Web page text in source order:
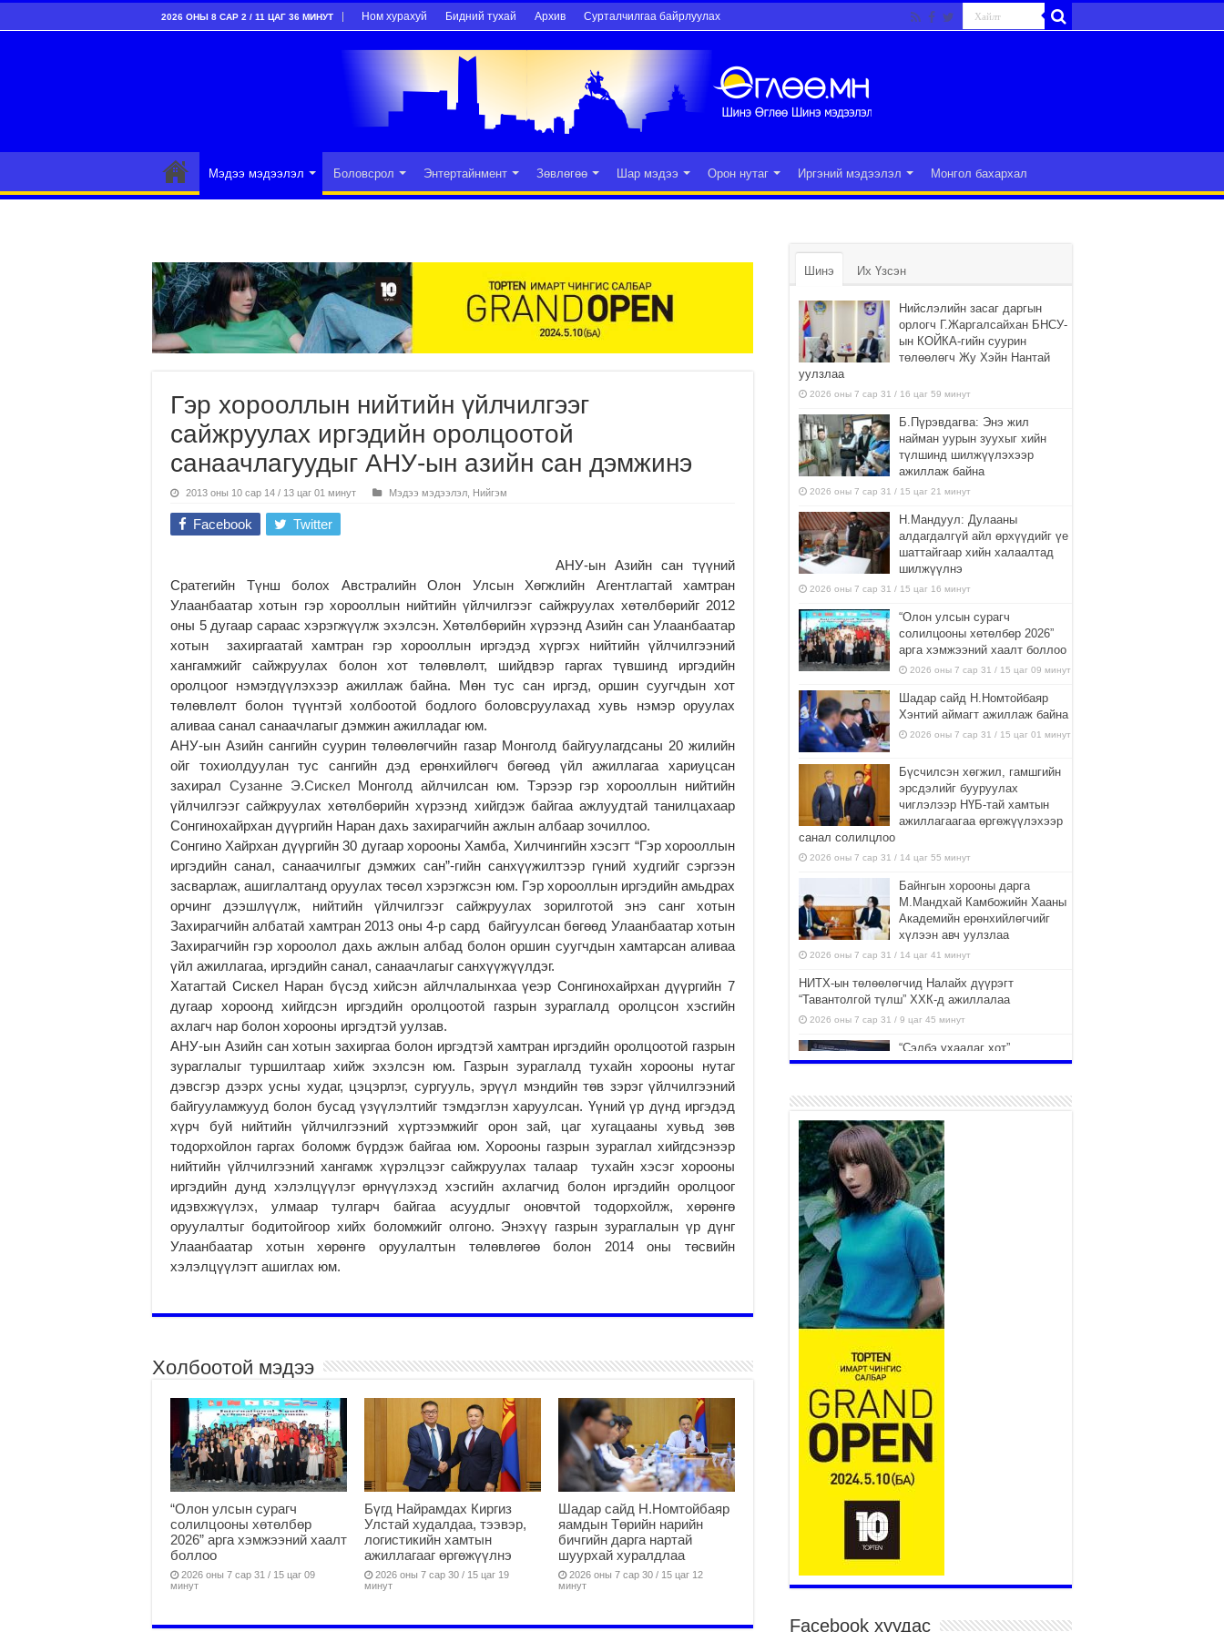
2026 ОНЫ 8 САР 2 / 11 ЦАГ 36 МИНУТ Ном хурахуй Бидний тухай Архив Сурталчилгаа байрлуулах
Мэдээ мэдээлэл Боловсрол Энтертайнмент Зөвлөгөө Шар мэдээ Орон нутаг Иргэний мэдээлэл Монгол бахархал
Гэр хорооллын нийтийн үйлчилгээг
сайжруулах иргэдийн оролцоотой
санаачлагуудыг АНУ-ын азийн сан дэмжинэ
2013 оны 10 сар 14 / 13 цаг 01 минут Мэдээ мэдээлэл Нийгэм
Facebook Twitter
АНУ-ын Азийн сан түүний
Сратегийн Түнш болох Австралийн Олон Улсын Хөгжлийн Агентлагтай хамтран
Улаанбаатар хотын гэр хорооллын нийтийн үйлчилгээг сайжруулах хөтөлбөрийг 2012
оны 5 дугаар сараас хэрэгжүүлж эхэлсэн. Хөтөлбөрийн хүрээнд Азийн сан Улаанбаатар
хотын захиргаатай хамтран гэр хорооллын иргэдэд хүргэх нийтийн үйлчилгээний
хангамжийг сайжруулах болон хот төлөвлөлт, шийдвэр гаргах түвшинд иргэдийн
оролцоог нэмэгдүүлэхээр ажиллаж байна. Мөн тус сан иргэд, оршин суугчдын хот
төлөвлөлт болон түүнтэй холбоотой бодлого боловсруулахад хувь нэмэр оруулах
аливаа санал санаачлагыг дэмжин ажилладаг юм.
АНУ-ын Азийн сангийн суурин төлөөлөгчийн газар Монголд байгуулагдсаны 20 жилийн
ойг тохиолдуулан тус сангийн дэд ерөнхийлөгч бөгөөд үйл ажиллагаа хариуцсан
захирал Сузанне Э.Сискел Монголд айлчилсан юм. Тэрээр гэр хорооллын нийтийн
үйлчилгээг сайжруулах хөтөлбөрийн хүрээнд хийгдэж байгаа ажлуудтай танилцахаар
Сонгинохайрхан дүүргийн Наран дахь захирагчийн ажлын албаар зочиллоо.
Сонгино Хайрхан дүүргийн 30 дугаар хорооны Хамба, Хилчингийн хэсэгт “Гэр хорооллын
иргэдийн санал, санаачилгыг дэмжих сан”-гийн санхүүжилтээр гүний худгийг сэргээн
засварлаж, ашиглалтанд оруулах төсөл хэрэгжсэн юм. Гэр хорооллын иргэдийн амьдрах
орчинг дээшлүүлж, нийтийн үйлчилгээг сайжруулах зорилготой энэ санг хотын
Захирагчийн албатай хамтран 2013 оны 4-р сард байгуулсан бөгөөд Улаанбаатар хотын
Захирагчийн гэр хороолол дахь ажлын албад болон оршин суугчдын хамтарсан аливаа
үйл ажиллагаа, иргэдийн санал, санаачлагыг санхүүжүүлдэг.
Хатагтай Сискел Наран бүсэд хийсэн айлчлалынхаа үеэр Сонгинохайрхан дүүргийн 7
дугаар хороонд хийгдсэн иргэдийн оролцоотой газрын зураглалд оролцсон хэсгийн
ахлагч нар болон хорооны иргэдтэй уулзав.
АНУ-ын Азийн сан хотын захиргаа болон иргэдтэй хамтран иргэдийн оролцоотой газрын
зураглалыг туршилтаар хийж эхэлсэн юм. Газрын зураглалд тухайн хорооны нутаг
дэвсгэр дээрх усны худаг, цэцэрлэг, сургууль, эрүүл мэндийн төв зэрэг үйлчилгээний
байгууламжууд болон бусад үзүүлэлтийг тэмдэглэн харуулсан. Үүний үр дүнд иргэдэд
хүрч буй нийтийн үйлчилгээний хүртээмжийг орон зай, цаг хугацааны хувьд зөв
тодорхойлон гаргах боломж бүрдэж байгаа юм. Хорооны газрын зураглал хийгдсэнээр
нийтийн үйлчилгээний хангамж хүрэлцээг сайжруулах талаар тухайн хэсэг хорооны
иргэдийн дунд хэлэлцүүлэг өрнүүлэхэд хэсгийн ахлагчид болон иргэдийн оролцоог
идэвхжүүлэх, улмаар тулгарч байгаа асуудлыг оновчтой тодорхойлж, хөрөнгө
оруулалтыг бодитойгоор хийх боломжийг олгоно. Энэхүү газрын зураглалын үр дүнг
Улаанбаатар хотын хөрөнгө оруулалтын төлөвлөгөө болон 2014 оны төсвийн
хэлэлцүүлэгт ашиглах юм.
Холбоотой мэдээ
“Олон улсын сурагч
солилцооны хөтөлбөр
2026” арга хэмжээний хаалт
боллоо
2026 оны 7 сар 31 / 15 цаг 09
минут
Бүгд Найрамдах Киргиз
Улстай худалдаа, тээвэр,
логистикийн хамтын
ажиллагааг өргөжүүлнэ
2026 оны 7 сар 30 / 15 цаг 19
минут
Шадар сайд Н.Номтойбаяр
яамдын Төрийн нарийн
бичгийн дарга нартай
шуурхай хуралдлаа
2026 оны 7 сар 30 / 15 цаг 12
минут
Шинэ Их Үзсэн
Нийслэлийн засаг даргын
орлогч Г.Жаргалсайхан БНСУ-
ын КОЙКА-гийн суурин
төлөөлөгч Жу Хэйн Нантай
уулзлаа
2026 оны 7 сар 31 / 16 цаг 59 минут
Б.Пүрэвдагва: Энэ жил
найман уурын зуухыг хийн
түлшинд шилжүүлэхээр
ажиллаж байна
2026 оны 7 сар 31 / 15 цаг 21 минут
Н.Мандуул: Дулааны
алдагдалгүй айл өрхүүдийг үе
шаттайгаар хийн халаалтад
шилжүүлнэ
2026 оны 7 сар 31 / 15 цаг 16 минут
“Олон улсын сурагч
солилцооны хөтөлбөр 2026”
арга хэмжээний хаалт боллоо
2026 оны 7 сар 31 / 15 цаг 09 минут
Шадар сайд Н.Номтойбаяр
Хэнтий аймагт ажиллаж байна
2026 оны 7 сар 31 / 15 цаг 01 минут
Бүсчилсэн хөгжил, гамшгийн
эрсдэлийг бууруулах
чиглэлээр НҮБ-тай хамтын
ажиллагаагаа өргөжүүлэхээр
санал солилцлоо
2026 оны 7 сар 31 / 14 цаг 55 минут
Байнгын хорооны дарга
М.Мандхай Камбожийн Хааны
Академийн ерөнхийлөгчийг
хүлээн авч уулзлаа
2026 оны 7 сар 31 / 14 цаг 41 минут
НИТХ-ын төлөөлөгчид Налайх дүүрэгт
“Тавантолгой түлш” ХХК-д ажиллалаа
2026 оны 7 сар 31 / 9 цаг 45 минут
“Сэлбэ ухаалаг хот”
ашиглалтад орсноор
сууцны хангамжийн жилийн
2026 оны 7 сар 31 / 9 цаг 23 минут
Г.Жаргалсайхан: Энэ өвөл 400-
430 мянган тонн шахмал түлш
хэрэглэнэ
2026 оны 7 сар 30 / 15 цаг 35 минут
Нийслэлийн засаг даргын
нэгдүгээр орлогч Б.Мөнхбат
Денвер хот дахь Монгол
улсын өргөмжит консул
Ж.Вагенландертай уулзлаа
2026 оны 7 сар 30 / 15 цаг 30 минут
Нийслэл, дүүргийн шуурхай штабууд хүч,
хэрэгслийн бэлэн байдлыг ханган ажиллаж
байна
2026 оны 7 сар 30 / 15 цаг 24 минут
Бүгд Найрамдах Киргиз Улстай худалдаа,
тээвэр, логистикийн хамтын ажиллагааг
өргөжүүлнэ
2026 оны 7 сар 30 / 15 цаг 19 минут
Шадар сайд Н.Номтойбаяр яамдын Төрийн
нарийн бичгийн дарга нартай шуурхай
ногдуулахгүй байх эрх зүйн орчныг бүрдүүллээ
Facebook хуудас